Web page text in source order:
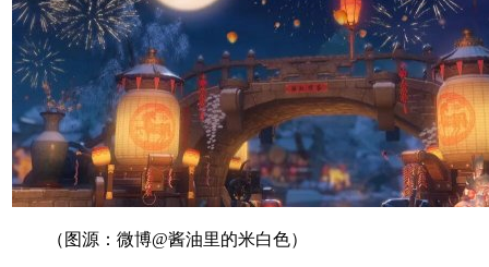
（图源：微博@酱油里的米白色）